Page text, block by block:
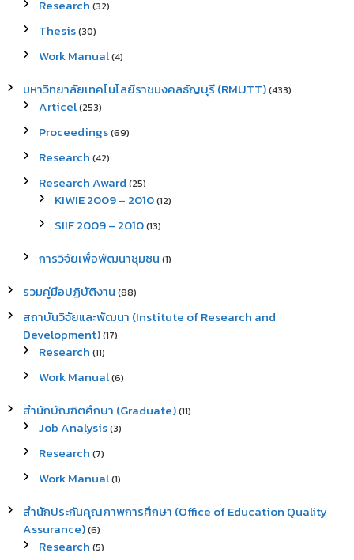
Research (32)
Thesis(30)
Work Manual(4)
มหาวิทยาลัยเทคโนโลยีราชมงคลธัญบุรี (RMUTT)(433)
Articel(253)
Proceedings(69)
Research (42)
Research Award (25)
KIWIE 2009 – 2010(12)
SIIF 2009 – 2010(13)
การวิจัยเพื่อพัฒนาชุมชน (1)
รวมคู่มือปฏิบัติงาน (88)
สถาบันวิจัยและพัฒนา (Institute of Research and
Development)(17)
Research (11)
Work Manual(6)
สำนักบัณฑิตศึกษา (Graduate)(11)
Job Analysis(3)
Research (7)
Work Manual(1)
สำนักประกันคุณภาพการศึกษา (Office of Education Quality
Assurance)(6)
Research (5)